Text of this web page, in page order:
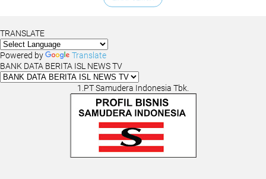
TRANSLATE
Powered by
Translate
BANK DATA BERITA ISL NEWS TV
1.PT Samudera Indonesia Tbk.